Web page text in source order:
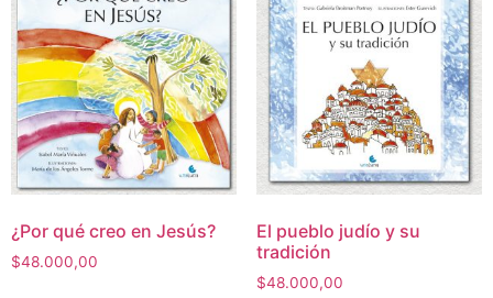
¿Por qué creo en Jesús?
$48.000,00
El pueblo judío y su
tradición
$48.000,00